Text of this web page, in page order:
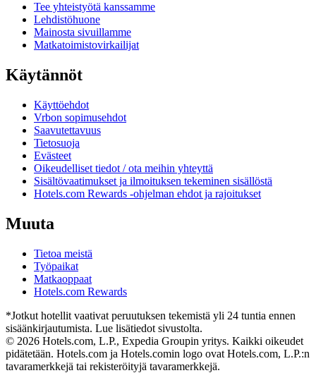
Tee yhteistyötä kanssamme
Lehdistöhuone
Mainosta sivuillamme
Matkatoimistovirkailijat
Käytännöt
Käyttöehdot
Vrbon sopimusehdot
Saavutettavuus
Tietosuoja
Evästeet
Oikeudelliset tiedot / ota meihin yhteyttä
Sisältövaatimukset ja ilmoituksen tekeminen sisällöstä
Hotels.com Rewards -ohjelman ehdot ja rajoitukset
Muuta
Tietoa meistä
Työpaikat
Matkaoppaat
Hotels.com Rewards
*Jotkut hotellit vaativat peruutuksen tekemistä yli 24 tuntia ennen
sisäänkirjautumista. Lue lisätiedot sivustolta.
© 2026 Hotels.com, L.P., Expedia Groupin yritys. Kaikki oikeudet
pidätetään. Hotels.com ja Hotels.comin logo ovat Hotels.com, L.P.:n
tavaramerkkejä tai rekisteröityjä tavaramerkkejä.